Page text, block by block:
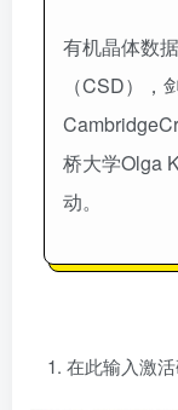
有机晶体数
（CSD），
桥大学Olga
动。
在此输入激